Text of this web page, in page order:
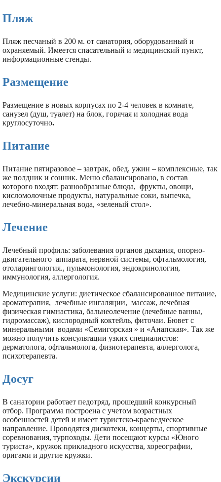
Пляж
Пляж песчаный в 200 м. от санатория, оборудованный и
охраняемый. Имеется спасательный и медицинский пункт,
информационные стенды.
Размещение
Размещение в новых корпусах по 2-4 человек в комнате,
санузел (душ, туалет) на блок, горячая и холодная вода
круглосуточно.
Питание
Питание пятиразовое – завтрак, обед, ужин – комплексные, так
же полдник и сонник. Меню сбалансировано, в состав
которого входят: разнообразные блюда, фрукты, овощи,
кисломолочные продукты, натуральные соки, выпечка,
лечебно-минеральная вода, «зеленый стол».
Лечение
Лечебный профиль: заболевания органов дыхания, опорно-
двигательного аппарата, нервной системы, офтальмология,
отоларингология., пульмонология, эндокринология,
иммунология, аллергология.
Медицинские услуги: диетическое сбалансированное питание,
ароматерапия, лечебные ингаляции, массаж, лечебная
физическая гимнастика, бальнеолечение (лечебные ванны,
гидромассаж), кислородный коктейль, фиточаи. Бювет с
минеральными водами «Семигорская » и «Анапская». Так же
можно получить консультации узких специалистов:
дерматолога, офтальмолога, физиотерапевта, аллерголога,
психотерапевта.
Досуг
В санатории работает педотряд, прошедший конкурсный
отбор. Программа построена с учетом возрастных
особенностей детей и имеет туристско-краеведческое
направление. Проводятся дискотеки, концерты, спортивные
соревнования, турпоходы. Дети посещают курсы «Юного
туриста», кружок прикладного искусства, хореографии,
оригами и другие кружки.
Экскурсии